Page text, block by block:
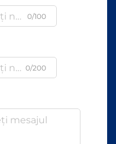
0/100
0/200